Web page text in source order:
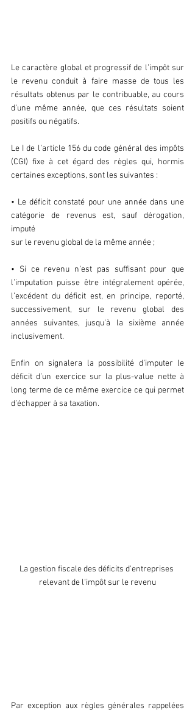
Le caractère global et progressif de l’impôt sur
le revenu conduit à faire masse de tous les
résultats obtenus par le contribuable, au cours
d’une même année, que ces résultats soient
positifs ou négatifs.
Le I de l’article 156 du code général des impôts
(CGI) fixe à cet égard des règles qui, hormis
certaines exceptions, sont les suivantes :
• Le déficit constaté pour une année dans une
catégorie de revenus est, sauf dérogation,
imputé
sur le revenu global de la même année ;
• Si ce revenu n’est pas suffisant pour que
l’imputation puisse être intégralement opérée,
l’excédent du déficit est, en principe, reporté,
successivement, sur le revenu global des
années suivantes, jusqu’à la sixième année
inclusivement.
Enfin on signalera la possibilité d’imputer le
déficit d’un exercice sur la plus-value nette à
long terme de ce même exercice ce qui permet
d’échapper à sa taxation.
La gestion fiscale des déficits d'entreprises
relevant de l'impôt sur le revenu
Par exception aux règles générales rappelées